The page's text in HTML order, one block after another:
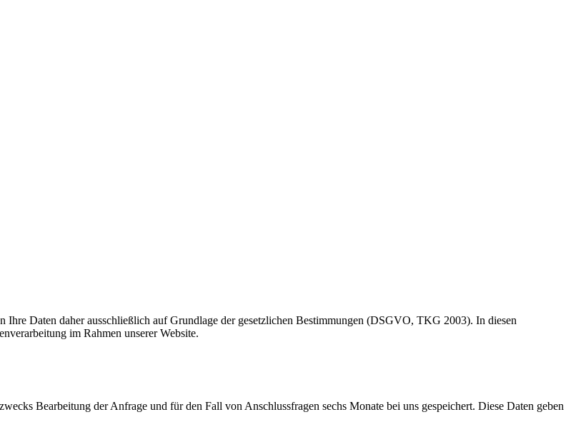
Ihre Daten daher ausschließlich auf Grundlage der gesetzlichen Bestimmungen (DSGVO, TKG 2003). In diesen
im Rahmen unserer Website.
Bearbeitung der Anfrage und für den Fall von Anschlussfragen sechs Monate bei uns gespeichert. Diese Daten geben